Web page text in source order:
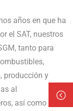
años en que ha
el SAT, nuestros
tanto para
producción y
al
así como a